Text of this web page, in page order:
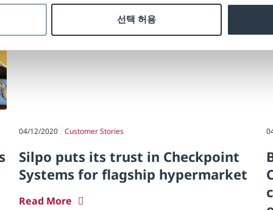
선택 허용
04/12/2020 Customer Stories
Silpo puts its trust in Checkpoint
Systems for flagship hypermarket
Read More